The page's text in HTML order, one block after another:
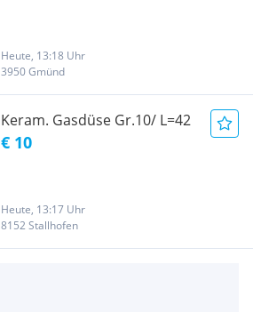
Heute, 13:18 Uhr
3950 Gmünd
Keram. Gasdüse Gr.10/ L=42
€ 10
Heute, 13:17 Uhr
8152 Stallhofen